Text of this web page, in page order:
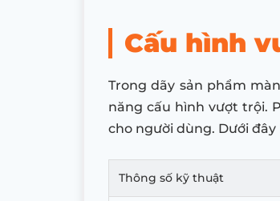
Cấu hình
Trong dãy sản phẩm
năng cấu hình vượt trội.
cho người dùng. Dưới
Thông số kỹ thuật